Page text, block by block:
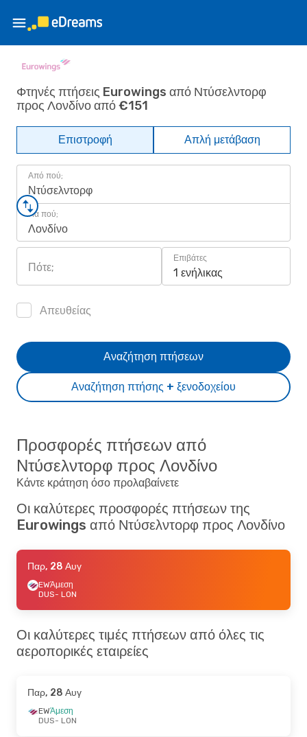
Φτηνές πτήσεις Eurowings από Ντύσελντορφ
προς Λονδίνο από €151
Επιστροφή Απλή μετάβαση
Από πού;
Ντύσελντορφ
Για πού;
Λονδίνο
Πότε;
Επιβάτες
1 ενήλικας
Απευθείας
Αναζήτηση πτήσης + ξενοδοχείου
Αναζήτηση πτήσεων
Προσφορές πτήσεων από
Ντύσελντορφ προς Λονδίνο
Κάντε κράτηση όσο προλαβαίνετε
Οι καλύτερες προσφορές πτήσεων της
Eurowings από Ντύσελντορφ προς Λονδίνο
Παρ, 28 Αυγ
EWΆμεση
DUS- LON
Οι καλύτερες τιμές πτήσεων από όλες τις
αεροπορικές εταιρείες
Παρ, 28 Αυγ
EWΆμεση
DUS- LON